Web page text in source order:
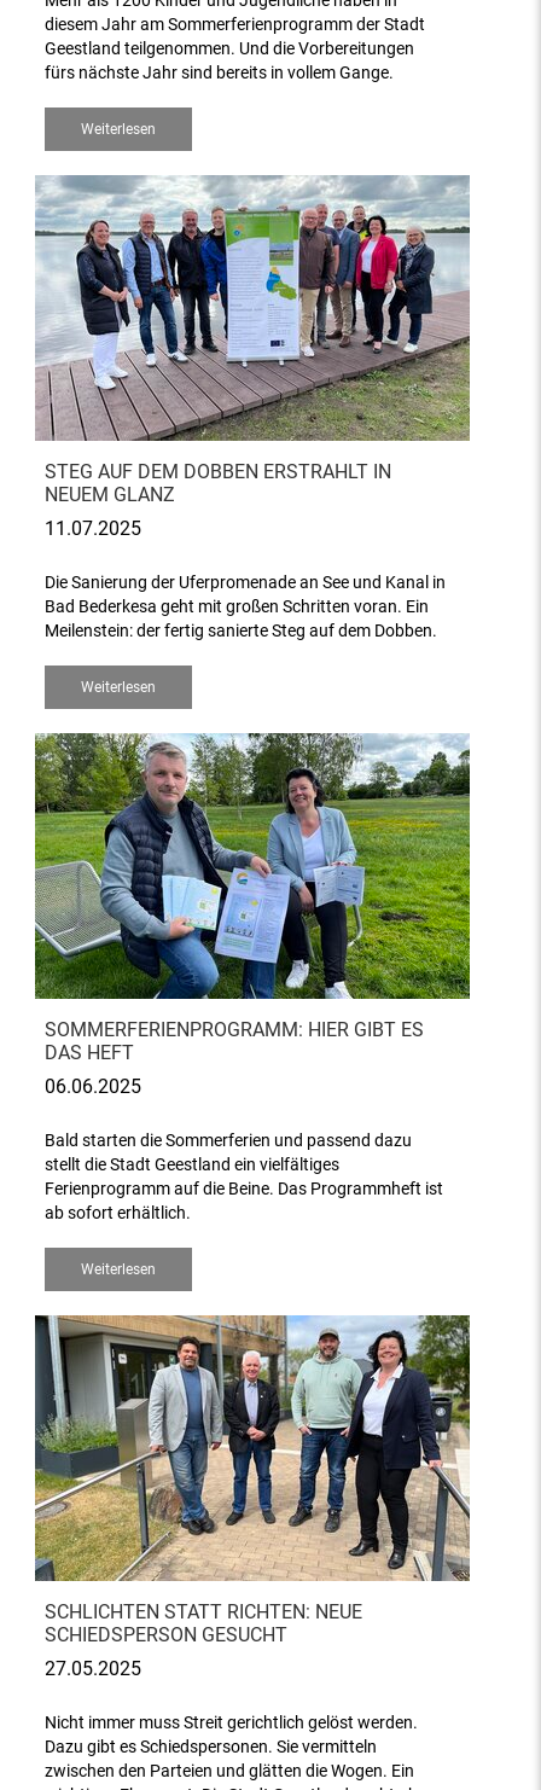
diesem Jahr am Sommerferienprogramm der Stadt
Geestland teilgenommen. Und die Vorbereitungen
fürs nächste Jahr sind bereits in vollem Gange.
Weiterlesen
STEG AUF DEM DOBBEN ERSTRAHLT IN
NEUEM GLANZ
11.07.2025
Die Sanierung der Uferpromenade an See und Kanal in
Bad Bederkesa geht mit großen Schritten voran. Ein
Meilenstein: der fertig sanierte Steg auf dem Dobben.
Weiterlesen
SOMMERFERIENPROGRAMM: HIER GIBT ES
DAS HEFT
06.06.2025
Bald starten die Sommerferien und passend dazu
stellt die Stadt Geestland ein vielfältiges
Ferienprogramm auf die Beine. Das Programmheft ist
ab sofort erhältlich.
Weiterlesen
SCHLICHTEN STATT RICHTEN: NEUE
SCHIEDSPERSON GESUCHT
27.05.2025
Nicht immer muss Streit gerichtlich gelöst werden.
Dazu gibt es Schiedspersonen. Sie vermitteln
zwischen den Parteien und glätten die Wogen. Ein